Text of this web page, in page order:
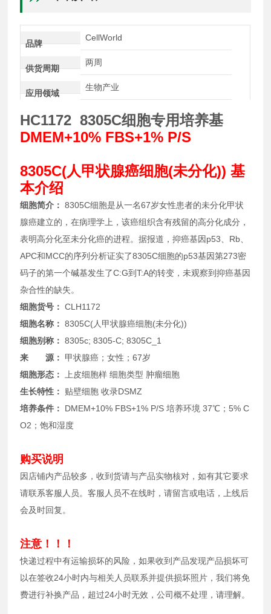
品牌
CellWorld
供货周期
两周
应用领域
生物产业
HC1172 8305C细胞专用培养基
DMEM+10% FBS+1% P/S
8305C(人甲状腺癌细胞(未分化)) 基
本介绍
细胞简介： 8305C细胞是从一名67岁女性患者的未分化甲状
腺癌建立的，在病理学上，该癌组织含有残留的高分化成分，
表明高分化至未分化癌的进程。据报道，抑癌基因p53、Rb、
APC和MCC的序列分析证实了8305C细胞的p53基因第273密
码子的第一个碱基发生了C:G到T:A的转变，未观察到抑癌基因
杂合性的缺失。
细胞货号： CLH1172
细胞名称： 8305C(人甲状腺癌细胞(未分化))
细胞别称： 8305c; 8305-C; 8305C_1
来 源： 甲状腺癌；女性；67岁
细胞形态：
上皮细胞样 细胞类型 肿瘤细胞
生长特性： 贴壁细胞 收录DSMZ
培养条件：
DMEM+10% FBS+1% P/S 培养环境 37℃；5% C
O2；饱和湿度
购买说明
因店铺内产品较多，收到货请与产品实物核对，如有其它要求
请联系客服人员。客服人员不在线时，请留言或电话，上线后
会及时回复。
注意！！！
快递过程中有运输损坏的风险，如果收到产品发现产品损坏可
以在签收24小时内与相关人员联系并提供损坏照片，我们将免
费进行补换产品，超过24小时无效，公司概不处理，请理解。